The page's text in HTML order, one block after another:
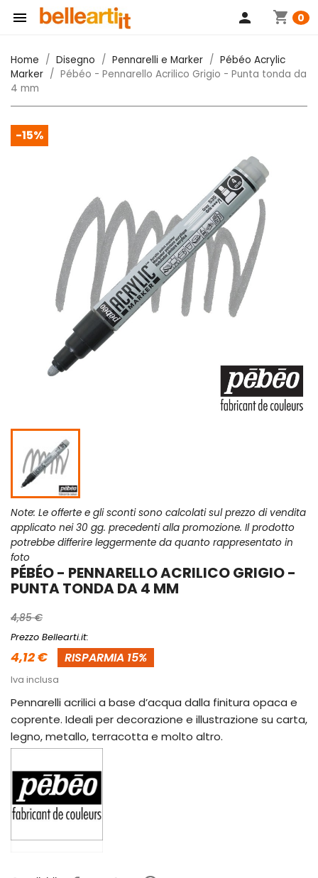
 shopping_cart 0
person
Home Disegno Pennarelli e Marker
Pébéo Acrylic
Marker
Pébéo - Pennarello Acrilico Grigio - Punta tonda da
4 mm
-15%
Note: Le offerte e gli sconti sono calcolati sul prezzo di vendita
applicato nei 30 gg. precedenti alla promozione. Il prodotto
potrebbe differire leggermente da quanto rappresentato in
foto
PÉBÉO - PENNARELLO ACRILICO GRIGIO -
PUNTA TONDA DA 4 MM
4,85 €
Prezzo Bellearti.it:
4,12 € RISPARMIA 15%
Iva inclusa
Pennarelli acrilici a base d’acqua dalla finitura opaca e
coprente. Ideali per decorazione e illustrazione su carta,
legno, metallo, terracotta e molto altro.